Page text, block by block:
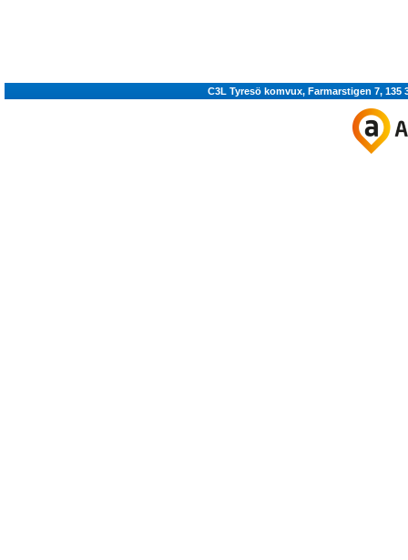
C3L Tyresö komvux, Farmarstigen 7, 135